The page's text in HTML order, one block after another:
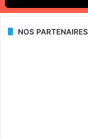
NOS PARTENAIRES